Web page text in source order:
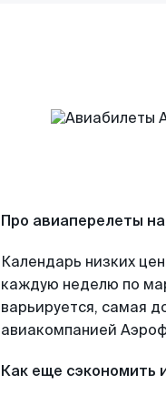
Про авиаперелеты
Календарь низких
каждую неделю по
варьируется, самая
авиакомпанией
Как еще сэкономить